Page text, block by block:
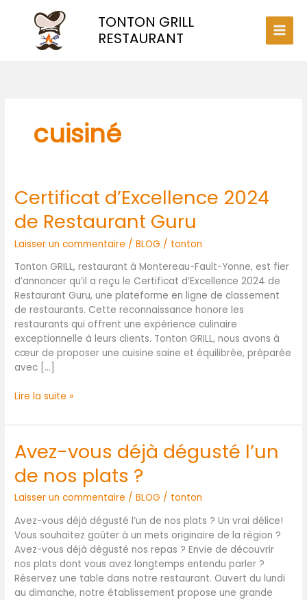
TONTON GRILL
RESTAURANT
cuisiné
Certificat d’Excellence 2024
de Restaurant Guru
Laisser un commentaire /BLOG / tonton
Tonton GRILL, restaurant à Montereau-Fault-Yonne, est fier
d’annoncer qu’il a reçu le Certificat d’Excellence 2024 de
Restaurant Guru, une plateforme en ligne de classement
de restaurants. Cette reconnaissance honore les
restaurants qui offrent une expérience culinaire
exceptionnelle à leurs clients. Tonton GRILL, nous avons à
cœur de proposer une cuisine saine et équilibrée, préparée
avec […]
Certificat
d’Excellence
2024
Restaurant
Guru
Lire la suite »
Avez-vous déjà dégusté l’un
de nos plats ?
Laisser un commentaire /BLOG / tonton
Avez-vous déjà dégusté l’un de nos plats ? Un vrai délice!
Vous souhaitez goûter à un mets originaire de la région ?
Avez-vous déjà dégusté nos repas ? Envie de découvrir
nos plats dont vous avez longtemps entendu parler ?
Réservez une table dans notre restaurant. Ouvert du lundi
au dimanche, notre établissement propose une grande
Avez-
vous
déjà
l’un
de
nos
plats
?